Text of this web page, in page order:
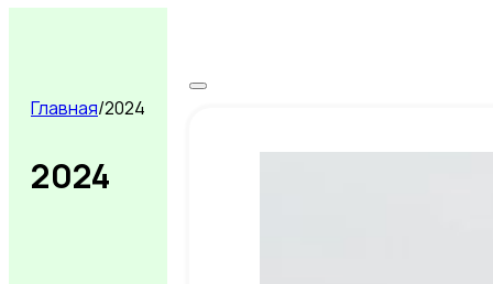
Главная/2024
2024